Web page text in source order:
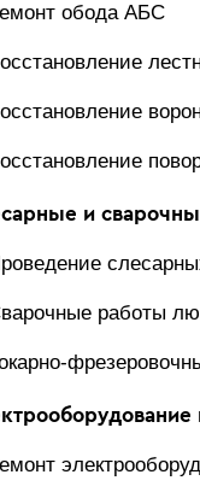
обода АБС
и
работы